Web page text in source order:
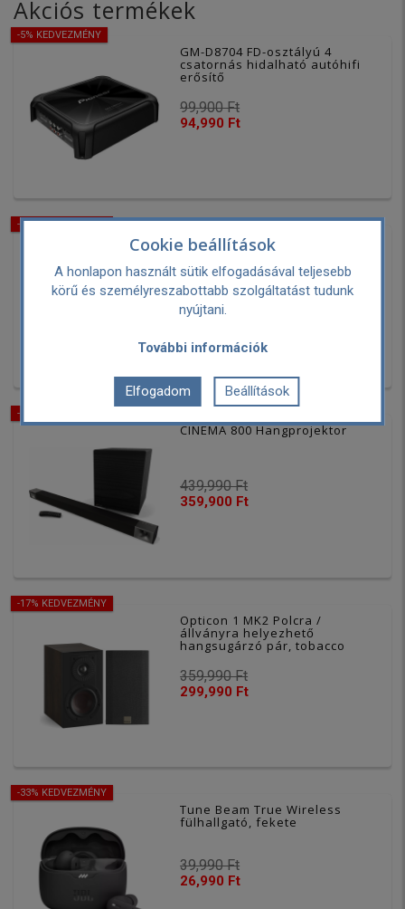
Akciós termékek
-5% KEDVEZMÉNY
GM-D8704 FD-osztályú 4
csatornás hidalható autóhifi
erősítő
99,900 Ft
94,990 Ft
-10% KEDVEZMÉNY
P150 Motoros gurulós TV
padlóállvány 75-90"
99,990 Ft
89,990 Ft
-18% KEDVEZMÉNY
CINEMA 800 Hangprojektor
439,990 Ft
359,900 Ft
-17% KEDVEZMÉNY
Opticon 1 MK2 Polcra /
állványra helyezhető
hangsugárzó pár, tobacco
359,990 Ft
299,990 Ft
-33% KEDVEZMÉNY
Tune Beam True Wireless
fülhallgató, fekete
39,990 Ft
26,990 Ft
Cookie beállítások
A honlapon használt sütik elfogadásával teljesebb
körű és személyreszabottabb szolgáltatást tudunk
nyújtani.
További információk
Elfogadom Beállítások